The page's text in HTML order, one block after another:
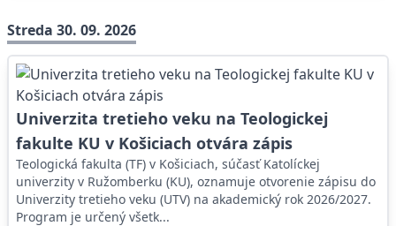
Streda 30. 09. 2026
Univerzita tretieho veku na Teologickej
fakulte KU v Košiciach otvára zápis
Teologická fakulta (TF) v Košiciach, súčasť Katolíckej
univerzity v Ružomberku (KU), oznamuje otvorenie zápisu do
Univerzity tretieho veku (UTV) na akademický rok 2026/2027.
Program je určený všetk...